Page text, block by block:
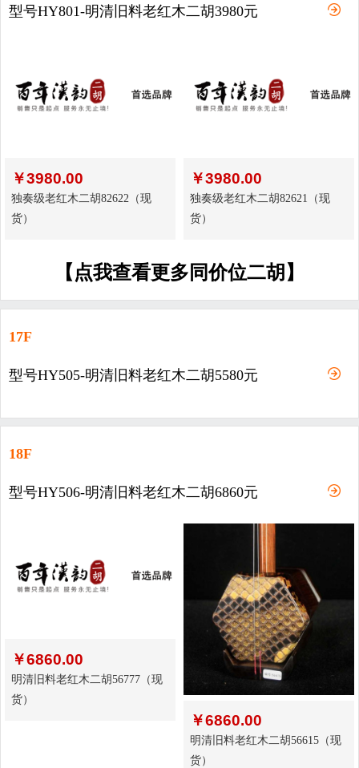
型号HY801-明清旧料老红木二胡3980元
￥3980.00
独奏级老红木二胡82622（现
货）
￥3980.00
独奏级老红木二胡82621（现
货）
【点我查看更多同价位二胡】
17F
型号HY505-明清旧料老红木二胡5580元
18F
型号HY506-明清旧料老红木二胡6860元
￥6860.00
明清旧料老红木二胡56777（现
货）
￥6860.00
明清旧料老红木二胡56615（现
货）